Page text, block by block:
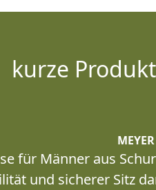
kurze
MEYER
für Männer aus
und sicherer Sitz